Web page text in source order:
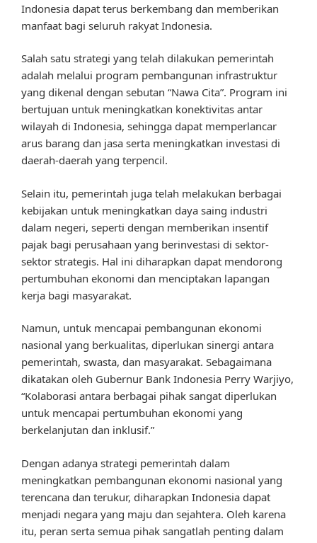
Indonesia dapat terus berkembang dan memberikan
manfaat bagi seluruh rakyat Indonesia.
Salah satu strategi yang telah dilakukan pemerintah
adalah melalui program pembangunan infrastruktur
yang dikenal dengan sebutan “Nawa Cita”. Program ini
bertujuan untuk meningkatkan konektivitas antar
wilayah di Indonesia, sehingga dapat memperlancar
arus barang dan jasa serta meningkatkan investasi di
daerah-daerah yang terpencil.
Selain itu, pemerintah juga telah melakukan berbagai
kebijakan untuk meningkatkan daya saing industri
dalam negeri, seperti dengan memberikan insentif
pajak bagi perusahaan yang berinvestasi di sektor-
sektor strategis. Hal ini diharapkan dapat mendorong
pertumbuhan ekonomi dan menciptakan lapangan
kerja bagi masyarakat.
Namun, untuk mencapai pembangunan ekonomi
nasional yang berkualitas, diperlukan sinergi antara
pemerintah, swasta, dan masyarakat. Sebagaimana
dikatakan oleh Gubernur Bank Indonesia Perry Warjiyo,
“Kolaborasi antara berbagai pihak sangat diperlukan
untuk mencapai pertumbuhan ekonomi yang
berkelanjutan dan inklusif.”
Dengan adanya strategi pemerintah dalam
meningkatkan pembangunan ekonomi nasional yang
terencana dan terukur, diharapkan Indonesia dapat
menjadi negara yang maju dan sejahtera. Oleh karena
itu, peran serta semua pihak sangatlah penting dalam